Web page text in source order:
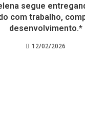
segue
com trabalho,
desenvolvimento.*
12/02/2026